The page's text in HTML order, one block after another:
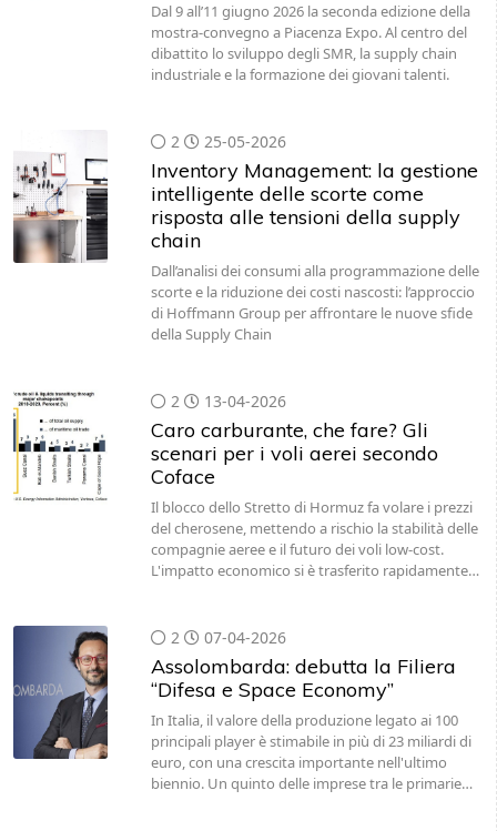
Dal 9 all’11 giugno 2026 la seconda edizione della
mostra-convegno a Piacenza Expo. Al centro del
dibattito lo sviluppo degli SMR, la supply chain
industriale e la formazione dei giovani talenti.
2 25-05-2026
Inventory Management: la gestione
intelligente delle scorte come
risposta alle tensioni della supply
chain
Dall’analisi dei consumi alla programmazione delle
scorte e la riduzione dei costi nascosti: l’approccio
di Hoffmann Group per affrontare le nuove sfide
della Supply Chain
2 13-04-2026
Caro carburante, che fare? Gli
scenari per i voli aerei secondo
Coface
Il blocco dello Stretto di Hormuz fa volare i prezzi
del cherosene, mettendo a rischio la stabilità delle
compagnie aeree e il futuro dei voli low-cost.
L'impatto economico si è trasferito rapidamente…
2 07-04-2026
Assolombarda: debutta la Filiera
“Difesa e Space Economy”
In Italia, il valore della produzione legato ai 100
principali player è stimabile in più di 23 miliardi di
euro, con una crescita importante nell'ultimo
biennio. Un quinto delle imprese tra le primarie…